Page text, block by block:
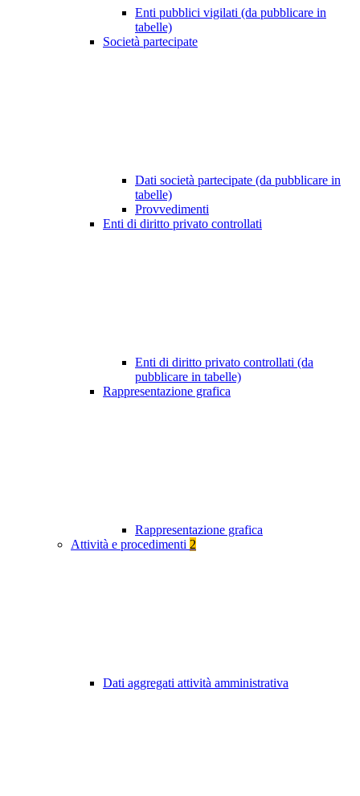
Enti pubblici vigilati (da pubblicare in
tabelle)
Società partecipate
Dati società partecipate (da pubblicare in
tabelle)
Provvedimenti
Enti di diritto privato controllati
Enti di diritto privato controllati (da
pubblicare in tabelle)
Rappresentazione grafica
Rappresentazione grafica
Attività e procedimenti 2
Dati aggregati attività amministrativa